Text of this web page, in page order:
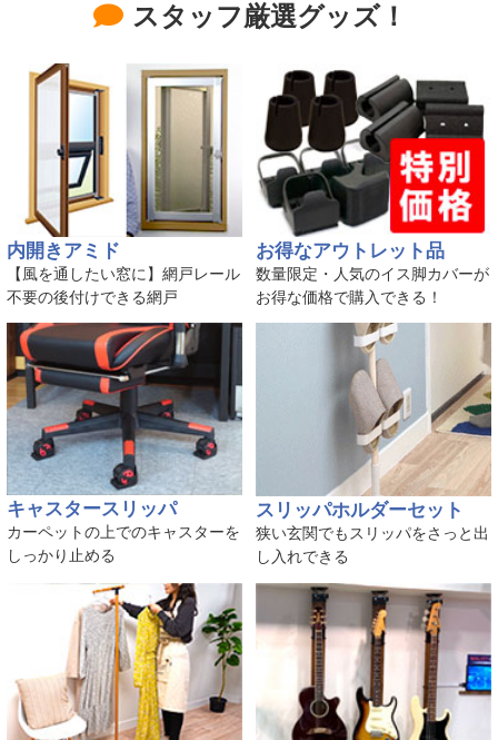
スタッフ厳選グッズ！
内開きアミド
【風を通したい窓に】網戸レール
不要の後付けできる網戸
お得なアウトレット品
数量限定・人気のイス脚カバーが
お得な価格で購入できる！
キャスタースリッパ
カーペットの上でのキャスターを
しっかり止める
スリッパホルダーセット
狭い玄関でもスリッパをさっと出
し入れできる